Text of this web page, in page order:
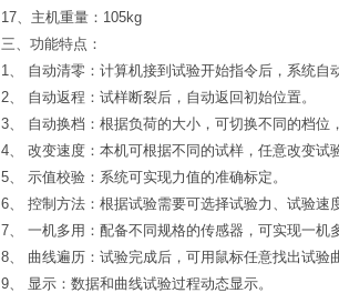
17、主机重量：105kg
三、 功能特点：
1、 自动清零：计算机接到试验开始指令后，系统自
2、 自动返程：试样断裂后，自动返回初始位置。
3、 自动换档：根据负荷的大小，可切换不同的档位
4、 改变速度：本机可根据不同的试样，任意改变试
5、 示值校验：系统可实现力值的准确标定。
6、 控制方法：根据试验需要可选择试验力、试验速
7、 一机多用：配备不同规格的传感器，可实现一机
8、 曲线遍历：试验完成后，可用鼠标任意找出试验
9、 显示：数据和曲线试验过程动态显示。